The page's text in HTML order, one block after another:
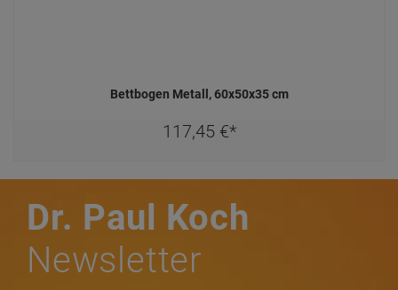
Bettbogen Metall, 60x50x35 cm
117,45 €*
Dr. Paul Koch
Newsletter